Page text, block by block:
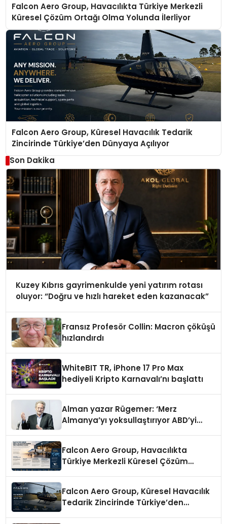
Falcon Aero Group, Havacılıkta Türkiye Merkezli
Küresel Çözüm Ortağı Olma Yolunda İlerliyor
Falcon Aero Group, Küresel Havacılık Tedarik
Zincirinde Türkiye’den Dünyaya Açılıyor
Son Dakika
Kuzey Kıbrıs gayrimenkulde yeni yatırım rotası
oluyor: “Doğru ve hızlı hareket eden kazanacak”
Fransız Profesör Collin: Macron çöküşü
hızlandırdı
WhiteBIT TR, iPhone 17 Pro Max
hediyeli Kripto Karnavalı’nı başlattı
Alman yazar Rügemer: ‘Merz
Almanya’yı yoksullaştırıyor ABD’yi
Falcon Aero Group, Havacılıkta
Türkiye Merkezli Küresel Çözüm
Falcon Aero Group, Küresel Havacılık
Tedarik Zincirinde Türkiye’den